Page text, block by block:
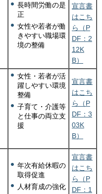
長時間労働の是
正
女性や若者が働
きやすい職場環
境の整備
宣言書
はこち
ら（P
DF：2
12K
B）
女性・若者が活
躍しやすい環境
整備
子育て・介護等
と仕事の両立支
援
宣言書
はこち
ら（P
DF：3
03K
B）
年次有給休暇の
取得促進
人材育成の強化
宣言書
はこち
ら（P
DF：1